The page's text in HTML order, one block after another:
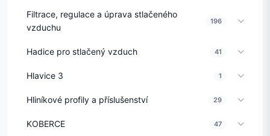
Filtrace, regulace a úprava stlačeného
vzduchu
196
Hadice pro stlačený vzduch 41
Hlavice 3 1
Hliníkové profily a příslušenství 29
KOBERCE 47